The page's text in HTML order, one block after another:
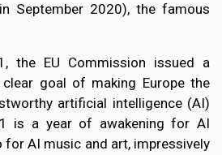
September 2020), the famous
the EU Commission issued a
goal of making Europe the
artificial intelligence (AI)
is a year of awakening for AI
for AI music and art, impressively